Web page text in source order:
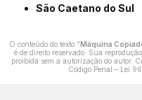
São Caetano do Sul
O conteúdo do texto "Máquina
é de direito reservado. Sua
proibida sem a autorização do autor.
Código Penal – Lei